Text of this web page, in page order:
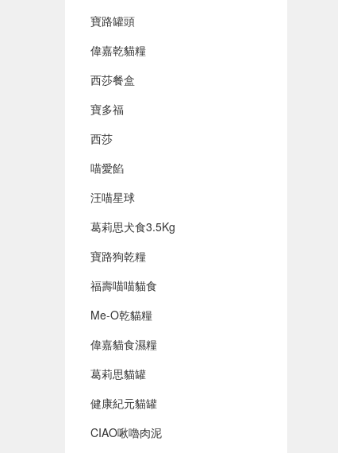
寶路罐頭
偉嘉乾貓糧
西莎餐盒
寶多福
西莎
喵愛餡
汪喵星球
葛莉思犬食3.5Kg
寶路狗乾糧
福壽喵喵貓食
Me-O乾貓糧
偉嘉貓食濕糧
葛莉思貓罐
健康紀元貓罐
CIAO啾嚕肉泥